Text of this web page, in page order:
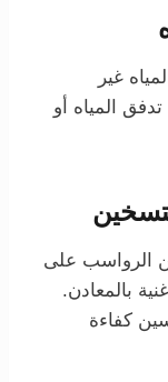
غير
المياه أو
الرواسب على
بالمعادن.
كفاءة